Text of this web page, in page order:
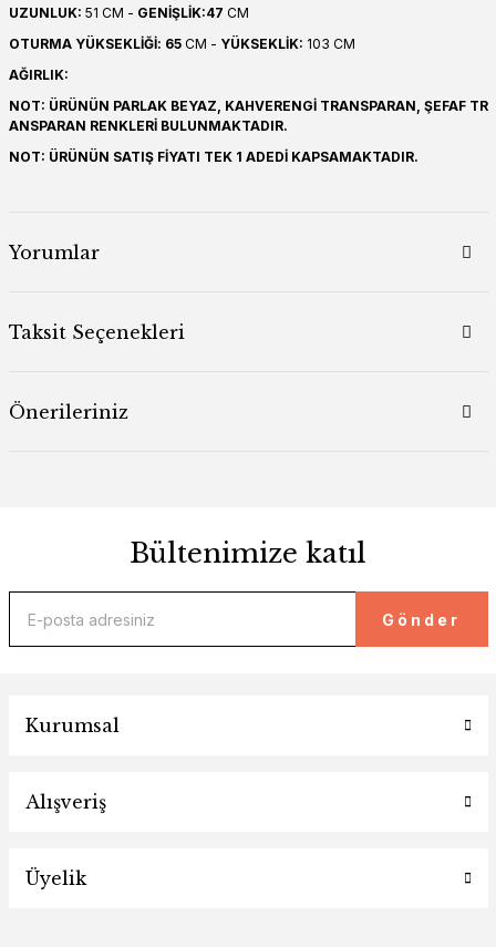
UZUNLUK: 51 CM - GENİŞLİK:47 CM
OTURMA YÜKSEKLİĞİ: 65CM - YÜKSEKLİK: 103 CM
AĞIRLIK:
NOT: ÜRÜNÜN PARLAK BEYAZ, KAHVERENGİ TRANSPARAN, ŞEFAF TR
ANSPARAN RENKLERİ BULUNMAKTADIR.
NOT: ÜRÜNÜN SATIŞ FİYATI TEK 1 ADEDİ KAPSAMAKTADIR.
Yorumlar
Taksit Seçenekleri
Önerileriniz
Bültenimize katıl
Gönder
Kurumsal
Alışveriş
Üyelik